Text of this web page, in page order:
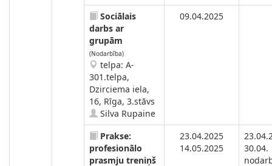
Sociālais
darbs ar
grupām
(Nodarbība)
telpa: A-
301.telpa,
Dzirciema iela,
16, Rīga, 3.stāvs
Silva Rupaine
09.04.2025
Prakse:
profesionālo
prasmju treniņš
23.04.2025
14.05.2025
30.04.